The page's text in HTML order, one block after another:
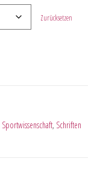
Zurücksetzen
Sportwissenschaft, Schriften